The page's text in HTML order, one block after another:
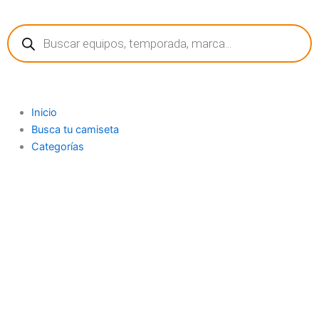
contenido
Búsqueda
de
productos
Inicio
Busca tu camiseta
Categorías